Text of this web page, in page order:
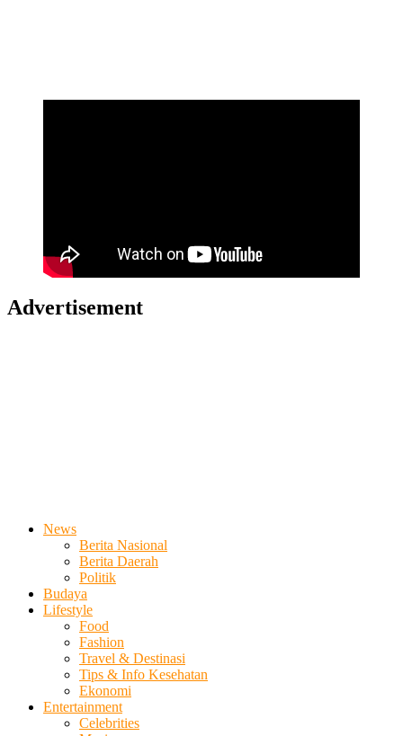
Advertisement
News
Berita Nasional
Berita Daerah
Politik
Budaya
Lifestyle
Food
Fashion
Travel & Destinasi
Tips & Info Kesehatan
Ekonomi
Entertainment
Celebrities